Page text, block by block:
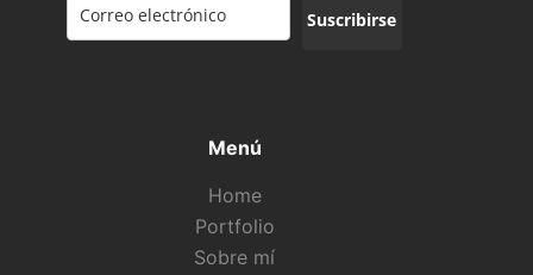
Suscribirse
Menú
Home
Portfolio
Sobre mí